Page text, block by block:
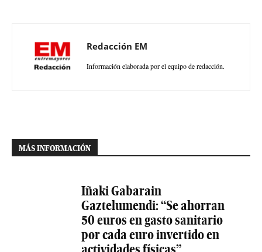
Redacción EM
Información elaborada por el equipo de redacción.
MÁS INFORMACIÓN
Iñaki Gabarain
Gaztelumendi: “Se ahorran
50 euros en gasto sanitario
por cada euro invertido en
actividades físicas”